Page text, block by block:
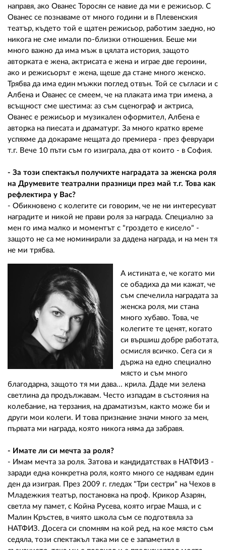
направя, ако Ованес Торосян се навие да ми е режисьор. С
Ованес се познаваме от много години и в Плевенския
театър, където той е щатен режисьор, работим заедно, но
никога не сме имали по-близки отношения. Беше ми
много важно да има мъж в цялата история, защото
авторката е жена, актрисата е жена и играе две героини,
ако и режисьорът е жена, щеше да стане много женско.
Трябва да има един мъжки поглед отвън. Той се съгласи и с
Албена и Ованес се смеем, че на плаката има три имена, а
всъщност сме шестима: аз съм сценограф и актриса,
Ованес е режисьор и музикален оформител, Албена е
авторка на пиесата и драматург. За много кратко време
успяхме да докараме нещата до премиера - през февруари
т.г. Вече 10 пъти съм го изиграла, два от които - в София.
- За този спектакъл получихте наградата за женска роля
на Друмевите театрални празници през май т.г. Това как
рефлектира у Вас?
- Обикновено с колегите си говорим, че не ни интересуват
наградите и никой не прави роля за награда. Специално за
мен го има малко и моментът с "гроздето е кисело" -
защото не са ме номинирали за дадена награда, и на мен тя
не ми трябва.
А истината е, че когато ми
се обадиха да ми кажат, че
съм спечелила наградата за
женска роля, ми стана
много хубаво. Това, че
колегите те ценят, когато
си вършиш добре работата,
осмисля всичко. Сега си я
държа на едно специално
място и съм много
благодарна, защото тя ми дава... крила. Даде ми зелена
светлина да продължавам. Често изпадам в състояния на
колебание, на терзания, на драматизъм, както може би и
други мои колеги. И това признание значи много за мен,
първата ми награда, която никога няма да забравя.
- Имате ли си мечта за роля?
- Имам мечта за роля. Затова и кандидатствах в НАТФИЗ -
заради една конкретна роля, която много се надявам един
ден да изиграя. През 2009 г. гледах "Три сестри" на Чехов в
Младежкия театър, постановка на проф. Крикор Азарян,
светла му памет, с Койна Русева, която играе Маша, и с
Малин Кръстев, в чиято школа съм се подготвяла за
НАТФИЗ. Досега си спомням на кой ред, на кое място съм
седяла, този спектакъл така ми се е запаметил в